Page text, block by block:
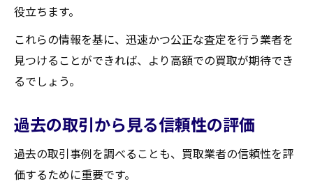
役立ちます。
これらの情報を基に、迅速かつ公正な査定を行う業者を
見つけることができれば、より高額での買取が期待でき
るでしょう。
過去の取引から見る信頼性の評価
過去の取引事例を調べることも、買取業者の信頼性を評
価するために重要です。